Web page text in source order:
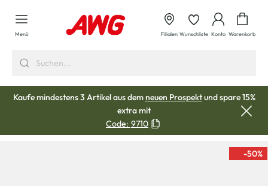
springen
Menü Filialen Wunschliste Konto Warenkorb
Kaufe mindestens 3 Artikel aus demneuen Prospektund spare 15%
extra mit
Code: 9710
-50%